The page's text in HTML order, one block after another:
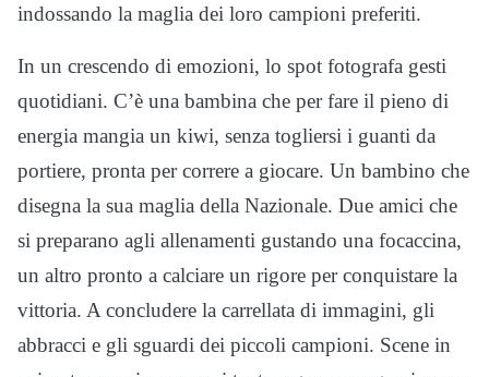
indossando la maglia dei loro campioni preferiti.
In un crescendo di emozioni, lo spot fotografa gesti
quotidiani. C’è una bambina che per fare il pieno di
energia mangia un kiwi, senza togliersi i guanti da
portiere, pronta per correre a giocare. Un bambino che
disegna la sua maglia della Nazionale. Due amici che
si preparano agli allenamenti gustando una focaccina,
un altro pronto a calciare un rigore per conquistare la
vittoria. A concludere la carrellata di immagini, gli
abbracci e gli sguardi dei piccoli campioni. Scene in